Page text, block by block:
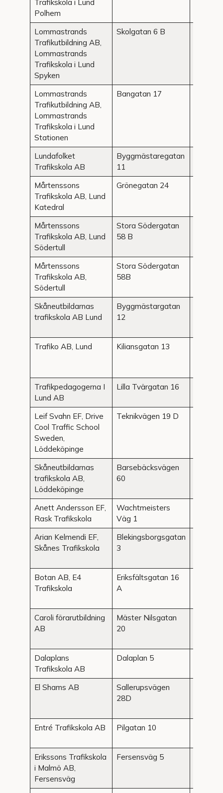
Trafikskola i Lund
Polhem
Lommastrands
Trafikutbildning AB,
Lommastrands
Trafikskola i Lund
Spyken
Skolgatan 6 B
Lommastrands
Trafikutbildning AB,
Lommastrands
Trafikskola i Lund
Stationen
Bangatan 17
Lundafolket
Trafikskola AB
Byggmästaregatan
11
Mårtenssons
Trafikskola AB, Lund
Katedral
Grönegatan 24
Mårtenssons
Trafikskola AB, Lund
Södertull
Stora Södergatan
58 B
Mårtenssons
Trafikskola AB,
Södertull
Stora Södergatan
58B
Skåneutbildarnas
trafikskola AB Lund
Byggmästargatan
12
Trafiko AB, Lund Kiliansgatan 13
Trafikpedagogerna I
Lund AB
Lilla Tvärgatan 16
Leif Svahn EF, Drive
Cool Traffic School
Sweden,
Löddeköpinge
Teknikvägen 19 D
Skåneutbildarnas
trafikskola AB,
Löddeköpinge
Barsebäcksvägen
60
Anett Andersson EF,
Rask Trafikskola
Wachtmeisters
Väg 1
Arian Kelmendi EF,
Skånes Trafikskola
Blekingsborgsgatan
3
Botan AB, E4
Trafikskola
Eriksfältsgatan 16
A
Caroli förarutbildning
AB
Mäster Nilsgatan
20
Dalaplans
Trafikskola AB
Dalaplan 5
El Shams AB
Sallerupsvägen
28D
Entré Trafikskola AB Pilgatan 10
Erikssons Trafikskola
i Malmö AB,
Fersensväg
Fersensväg 5